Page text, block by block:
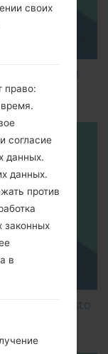
on LG K8
on LG Aristo
своих
право:
согласие
данных.
данных.
против
законных
в